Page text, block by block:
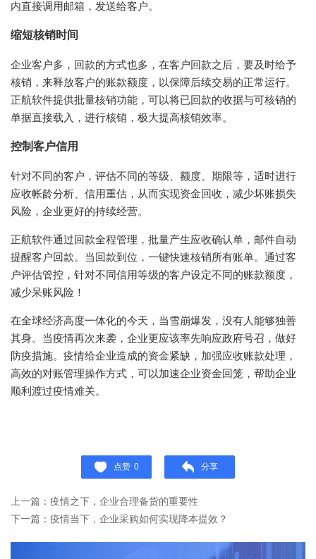
内直接调用邮箱，发送给客户。
缩短核销时间
企业客户多，回款的方式也多，在客户回款之后，要及时给予
核销，来释放客户的账款额度，以保障后续交易的正常运行。
正航软件提供批量核销功能，可以将已回款的收据与可核销的
单据直接载入，进行核销，极大提高核销效率。
控制客户信用
针对不同的客户，评估不同的等级、额度、期限等，适时进行
应收帐龄分析、信用重估，从而实现资金回收，减少坏账损失
风险，企业更好的持续经营。
正航软件通过回款全程管理，批量产生应收确认单，邮件自动
提醒客户回款。当回款到位，一键快速核销所有账单。通过客
户评估管控，针对不同信用等级的客户设定不同的账款额度，
减少呆账风险！
在全球经济高度一体化的今天，当雪崩爆发，没有人能够独善
其身。当疫情再次来袭，企业更应该率先响应政府号召，做好
防疫措施。疫情给企业造成的资金紧缺，加强应收账款处理，
高效的对账管理操作方式，可以加速企业资金回笼，帮助企业
顺利渡过疫情难关。
点赞 0 分享
上一篇：疫情之下，企业合理备货的重要性
下一篇：疫情当下，企业采购如何实现降本提效？